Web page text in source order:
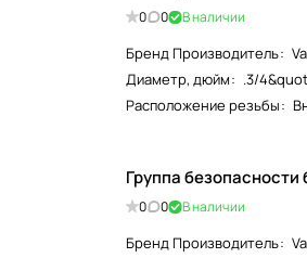
0 0 В наличии
Бренд Производитель:
Диаметр, дюйм: .3/
Расположение резьбы:
0 0 В наличии
Бренд Производитель: